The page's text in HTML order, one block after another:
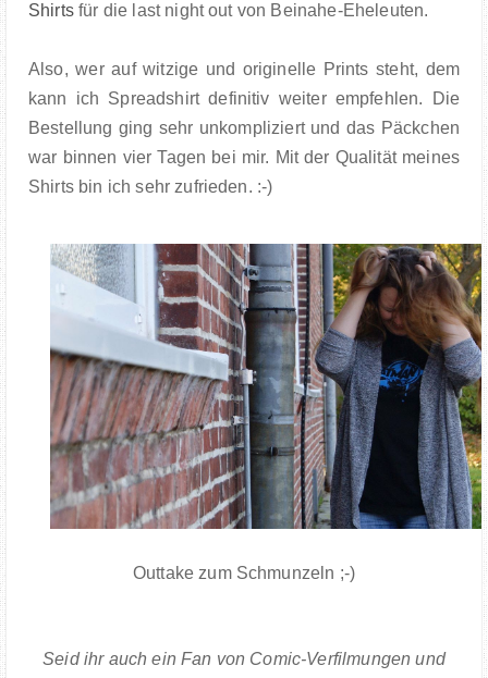
Shirtsfür die last night out von Beinahe-Eheleuten.
Also, wer auf witzige und originelle Prints steht, dem
kann ich Spreadshirt definitiv weiter empfehlen. Die
Bestellung ging sehr unkompliziert und das Päckchen
war binnen vier Tagen bei mir. Mit der Qualität meines
Shirts bin ich sehr zufrieden. :-)
Outtake zum Schmunzeln ;-)
Seid ihr auch ein Fan von Comic-Verfilmungen und